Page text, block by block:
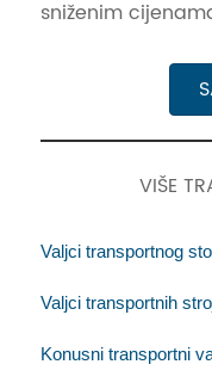
sniženim
VIŠE
Valjci transportnog
Valjci transportnih
Konusni transportni